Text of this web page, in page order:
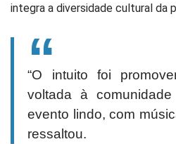
integra a diversidade cultural da
“O intuito foi
voltada à
evento lindo, com
ressaltou.